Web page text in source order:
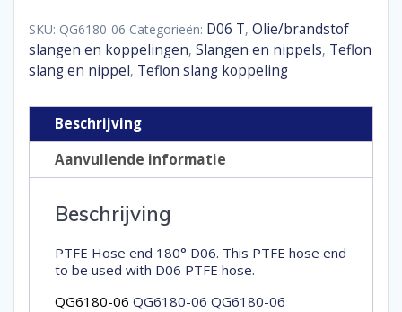
D06
aantal
SKU: QG6180-06 Categorieën: D06 T, Olie/brandstof
slangen en koppelingen, Slangen en nippels, Teflon
slang en nippel, Teflon slang koppeling
Beschrijving
Aanvullende informatie
Beschrijving
PTFE Hose end 180° D06. This PTFE hose end
to be used with D06 PTFE hose.
QG6180-06 QG6180-06 QG6180-06